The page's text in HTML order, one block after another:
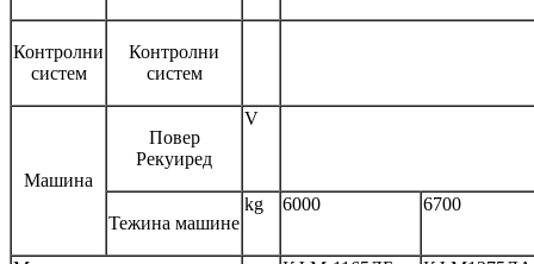
Контролни
систем
Контролни
систем
Машина
Повер
Рекуиред
V
Тежина машине
kg 6000 6700